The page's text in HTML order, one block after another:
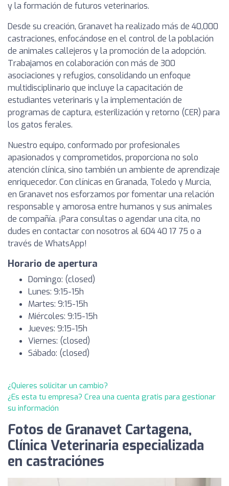
y la formación de futuros veterinarios.
Desde su creación, Granavet ha realizado más de 40,000
castraciones, enfocándose en el control de la población
de animales callejeros y la promoción de la adopción.
Trabajamos en colaboración con más de 300
asociaciones y refugios, consolidando un enfoque
multidisciplinario que incluye la capacitación de
estudiantes veterinaris y la implementación de
programas de captura, esterilización y retorno (CER) para
los gatos ferales.
Nuestro equipo, conformado por profesionales
apasionados y comprometidos, proporciona no solo
atención clínica, sino también un ambiente de aprendizaje
enriquecedor. Con clínicas en Granada, Toledo y Murcia,
en Granavet nos esforzamos por fomentar una relación
responsable y amorosa entre humanos y sus animales
de compañía. ¡Para consultas o agendar una cita, no
dudes en contactar con nosotros al 604 40 17 75 o a
través de WhatsApp!
Horario de apertura
Domingo: (closed)
Lunes: 9:15-15h
Martes: 9:15-15h
Miércoles: 9:15-15h
Jueves: 9:15-15h
Viernes: (closed)
Sábado: (closed)
¿Quieres solicitar un cambio?
¿Es esta tu empresa? Crea una cuenta gratis para gestionar
su información
Fotos de Granavet Cartagena,
Clínica Veterinaria especializada
en castraciónes